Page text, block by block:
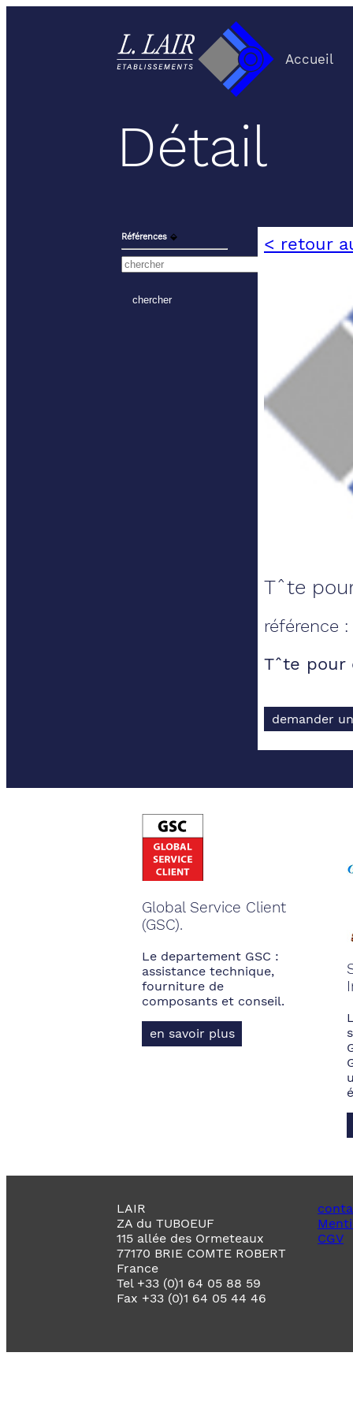
Accueil
Détail
Références ⬙ < retour
Tˆte
référence :
Tˆte pour
demander
Global Service Client
(GSC).
Le departement GSC :
assistance technique,
fourniture de
composants et conseil.
en savoir plus
LAIR
ZA du TUBOEUF
115 allée des Ormeteaux
77170 BRIE COMTE ROBERT
France
Tel +33 (0)1 64 05 88 59
Fax +33 (0)1 64 05 44 46
CGV